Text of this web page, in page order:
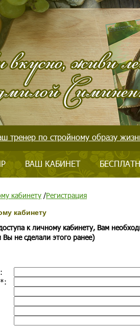
тренер по стройному образу
ВАШ КАБИНЕТ
кабинету /Регистрация
кабинету
к личному кабинету, Вам
Вы не сделали этого ранее)
:
*: